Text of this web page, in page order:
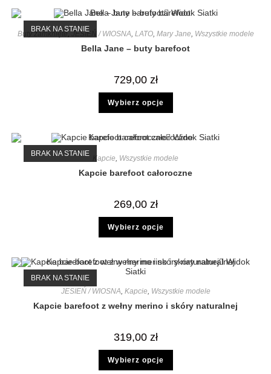
BRAK NA STANIE
Widok Siatki
Buty zamknięte,JESIEŃ / WIOSNA, LATO, Mary Jane, Wszystkie modele
Bella Jane – buty barefoot
729,00 zł
Wybierz opcje
BRAK NA STANIE
Widok Siatki
Kapcie, Wszystkie modele
Kapcie barefoot całoroczne
269,00 zł
Wybierz opcje
BRAK NA STANIE
Widok
Siatki
JESIEŃ / WIOSNA, Kapcie, Wszystkie modele
Kapcie barefoot z wełny merino i skóry naturalnej
319,00 zł
Wybierz opcje